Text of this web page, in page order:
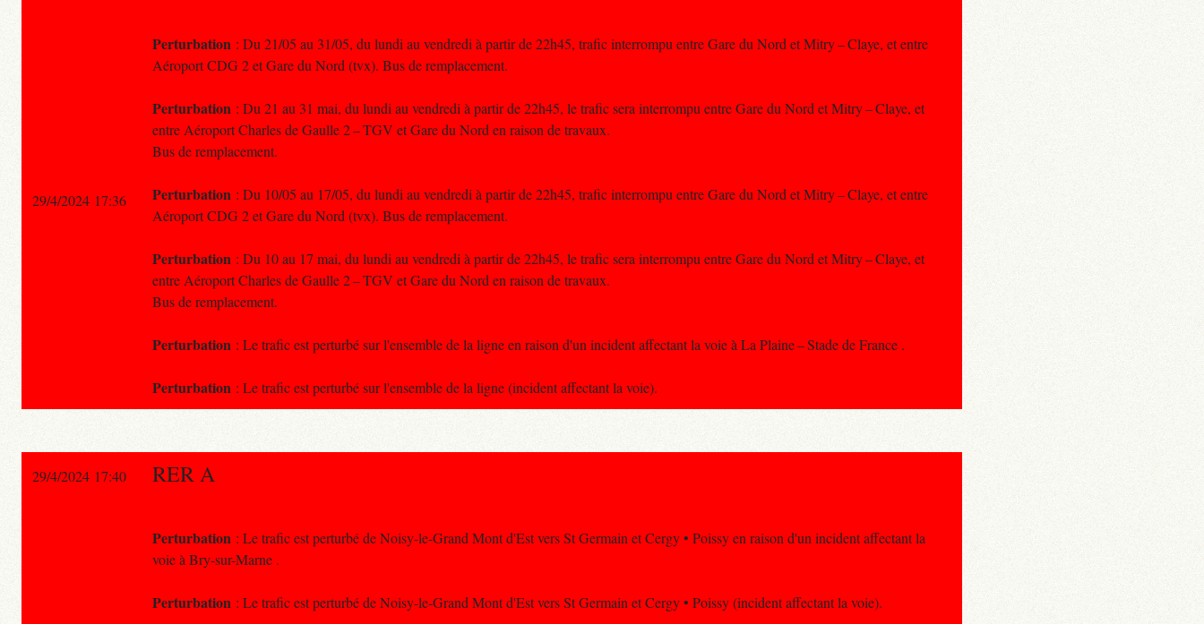
Perturbation : Du 21/05 au 31/05, du lundi au vendredi à partir de 22h45, trafic interrompu entre Gare du Nord et Mitry – Claye, et entre
Aéroport CDG 2 et Gare du Nord (tvx). Bus de remplacement.
Perturbation : Du 21 au 31 mai, du lundi au vendredi à partir de 22h45, le trafic sera interrompu entre Gare du Nord et Mitry – Claye, et
entre Aéroport Charles de Gaulle 2 – TGV et Gare du Nord en raison de travaux.
Bus de remplacement.
Perturbation : Du 10/05 au 17/05, du lundi au vendredi à partir de 22h45, trafic interrompu entre Gare du Nord et Mitry – Claye, et entre
Aéroport CDG 2 et Gare du Nord (tvx). Bus de remplacement.
Perturbation : Du 10 au 17 mai, du lundi au vendredi à partir de 22h45, le trafic sera interrompu entre Gare du Nord et Mitry – Claye, et
entre Aéroport Charles de Gaulle 2 – TGV et Gare du Nord en raison de travaux.
Bus de remplacement.
Perturbation : Le trafic est perturbé sur l'ensemble de la ligne en raison d'un incident affectant la voie à La Plaine – Stade de France .
Perturbation : Le trafic est perturbé sur l'ensemble de la ligne (incident affectant la voie).
29/4/2024 17:36
29/4/2024 17:40 RER A
Perturbation : Le trafic est perturbé de Noisy-le-Grand Mont d'Est vers St Germain et Cergy • Poissy en raison d'un incident affectant la
voie à Bry-sur-Marne .
Perturbation : Le trafic est perturbé de Noisy-le-Grand Mont d'Est vers St Germain et Cergy • Poissy (incident affectant la voie).